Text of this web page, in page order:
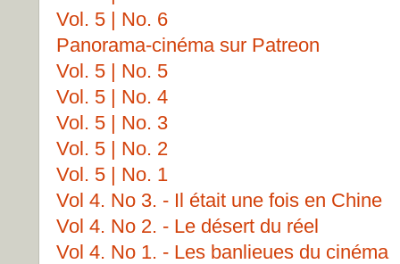
Vol. 5 | No. 6
Panorama-cinéma sur Patreon
Vol. 5 | No. 5
Vol. 5 | No. 4
Vol. 5 | No. 3
Vol. 5 | No. 2
Vol. 5 | No. 1
Vol 4. No 3. - Il était une fois en Chine
Vol 4. No 2. - Le désert du réel
Vol 4. No 1. - Les banlieues du cinéma